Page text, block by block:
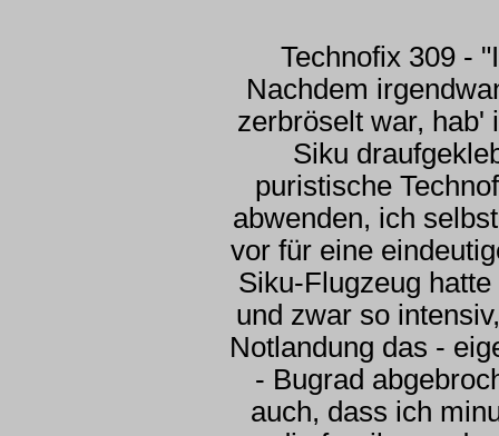
Technofix 309 -
Nachdem
zerbröselt war, hab'
Siku
puristische
abwenden, ich
vor für eine
Siku-Flugzeug
und zwar so
Notlandung das -
- Bugrad
auch, dass ich